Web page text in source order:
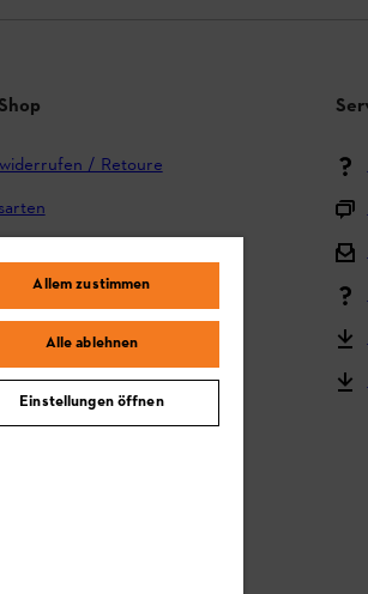
/ Retoure
und Garantie
Allem zustimmen
Alle ablehnen
Einstellungen öffnen